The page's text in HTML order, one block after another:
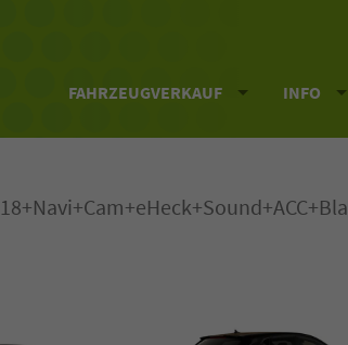
FAHRZEUGVERKAUF INFO